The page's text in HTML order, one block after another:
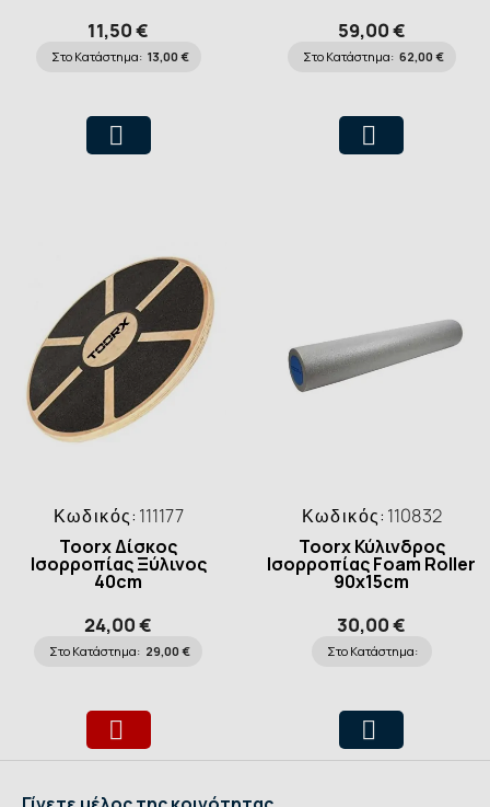
11,50 €
Στο Κατάστημα: 13,00 €
59,00 €
Στο Κατάστημα: 62,00 €
Κωδικός: 111177
Toorx Δίσκος
Ισορροπίας Ξύλινος
40cm
24,00 €
Στο Κατάστημα: 29,00 €
Κωδικός: 110832
Toorx Κύλινδρος
Ισορροπίας Foam Roller
90x15cm
30,00 €
Στο Κατάστημα: